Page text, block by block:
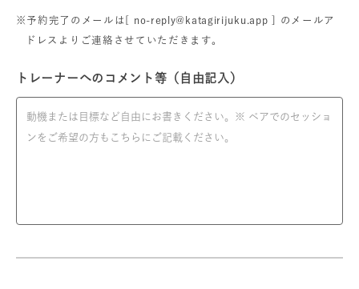
※予約完了のメールは[ no-reply@katagirijuku.app ] のメールア
ドレスよりご連絡させていただきます。
トレーナーへのコメント等（自由記入）